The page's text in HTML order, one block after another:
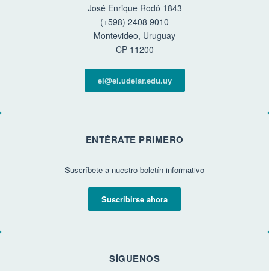
José Enrique Rodó 1843
(+598) 2408 9010
Montevideo, Uruguay
CP 11200
ei@ei.udelar.edu.uy
ENTÉRATE PRIMERO
Suscríbete a nuestro boletín informativo
Suscribirse ahora
SÍGUENOS